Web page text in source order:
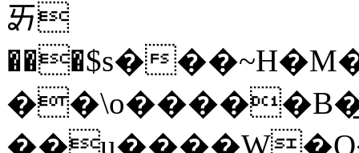
ㆮ
���$s�